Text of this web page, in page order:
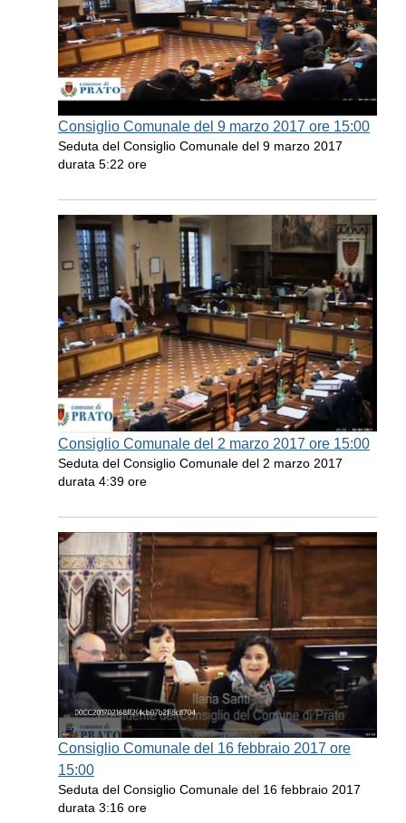
Consiglio Comunale del 9 marzo 2017 ore 15:00
Seduta del Consiglio Comunale del 9 marzo 2017
durata 5:22 ore
Consiglio Comunale del 2 marzo 2017 ore 15:00
Seduta del Consiglio Comunale del 2 marzo 2017
durata 4:39 ore
Consiglio Comunale del 16 febbraio 2017 ore
15:00
Seduta del Consiglio Comunale del 16 febbraio 2017
durata 3:16 ore